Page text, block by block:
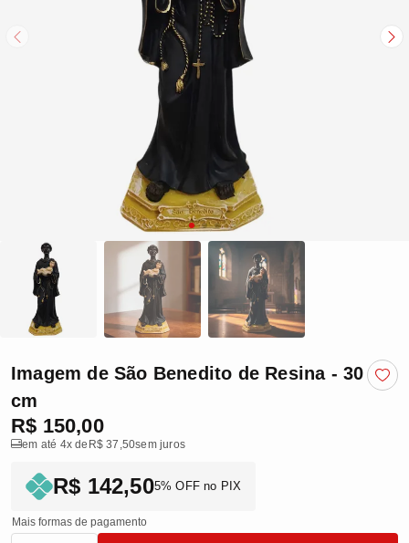
Imagem de São Benedito de Resina - 30
cm
R$ 150,00
em até 4x de R$ 37,50sem juros
R$ 142,505% OFF no PIX
Mais formas de pagamento